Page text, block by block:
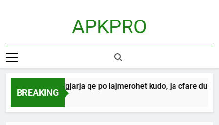
APKPRO
BREAKING
12 gusht! Ngjarja qe po lajmerohet kudo, ja cfare duhet
1 Hour Ago